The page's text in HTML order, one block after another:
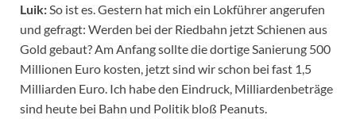
Luik: So ist es. Gestern hat mich ein Lokführer angerufen
und gefragt: Werden bei der Riedbahn jetzt Schienen aus
Gold gebaut? Am Anfang sollte die dortige Sanierung 500
Millionen Euro kosten, jetzt sind wir schon bei fast 1,5
Milliarden Euro. Ich habe den Eindruck, Milliardenbeträge
sind heute bei Bahn und Politik bloß Peanuts.